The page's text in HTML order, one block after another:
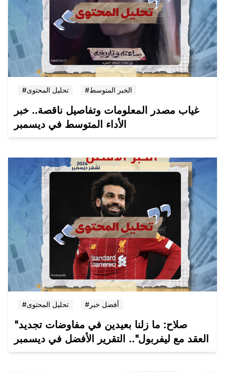
#تحليل المحتوى #الخبر المتوسط
غياب مصدر المعلومات وتفاصيل ناقصة.. خبر
الأداء المتوسط في ديسمبر
#تحليل المحتوى #أفضل خبر
"صلاح: ما زلنا بعيدين في مفاوضات تجديد
العقد مع ليفربول".. التقرير الأفضل في ديسمبر